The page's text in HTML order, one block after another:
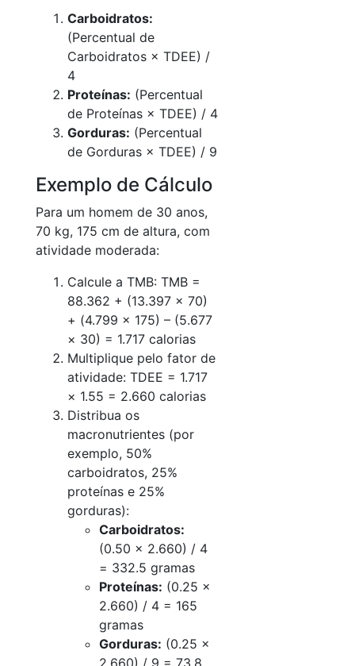
Carboidratos:
(Percentual de
Carboidratos × TDEE) /
4
Proteínas: (Percentual
de Proteínas × TDEE) / 4
Gorduras: (Percentual
de Gorduras × TDEE) / 9
Exemplo de Cálculo
Para um homem de 30 anos,
70 kg, 175 cm de altura, com
atividade moderada:
Calcule a TMB: TMB =
88.362 + (13.397 × 70)
+ (4.799 × 175) – (5.677
× 30) = 1.717 calorias
Multiplique pelo fator de
atividade: TDEE = 1.717
× 1.55 = 2.660 calorias
Distribua os
macronutrientes (por
exemplo, 50%
carboidratos, 25%
proteínas e 25%
gorduras):
Carboidratos:
(0.50 × 2.660) / 4
= 332.5 gramas
Proteínas: (0.25 ×
2.660) / 4 = 165
gramas
Gorduras: (0.25 ×
2.660) / 9 = 73.8